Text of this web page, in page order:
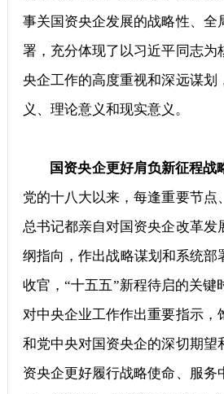
事关国资央企发展的战略性、全
署，充分体现了以习近平同志为
央企工作的高度重视和深远谋划
义、理论意义和现实意义。
国资央企更好肩负新征程战
党的十八大以来，每逢重要节点
总书记都亲自对国资央企改革发
纲指向，作出战略谋划和系统部
收官，“十五五”新程待启的关键
对中央企业工作作出重要指示，
和党中央对国资央企的深切期望
资央企更好履行战略使命、服务